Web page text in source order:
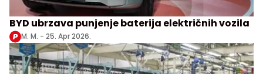
BYD ubrzava punjenje baterija električnih vozila
M. M. - 25. Apr 2026.